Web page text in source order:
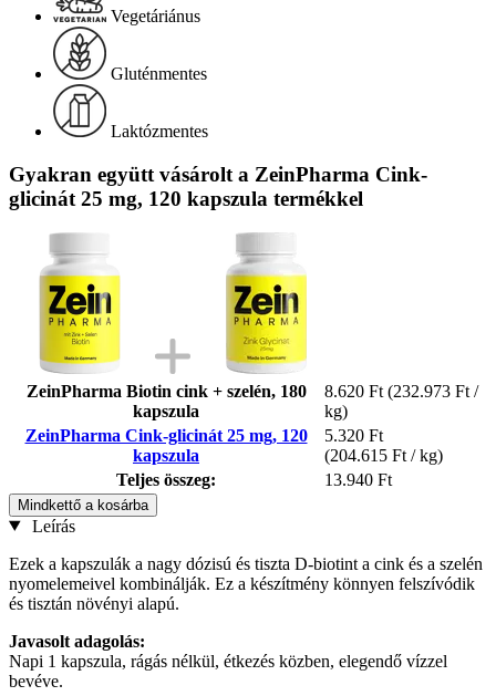
Vegetáriánus
Gluténmentes
Laktózmentes
Gyakran együtt vásárolt a ZeinPharma Cink-
glicinát 25 mg, 120 kapszula termékkel
ZeinPharma Biotin cink + szelén, 180
kapszula
8.620 Ft (232.973 Ft /
kg)
ZeinPharma Cink-glicinát 25 mg, 120
kapszula
5.320 Ft
(204.615 Ft / kg)
Teljes összeg:
13.940 Ft
Mindkettő a kosárba
Leírás
Ezek a kapszulák a nagy dózisú és tiszta D-biotint a cink és a szelén
nyomelemeivel kombinálják. Ez a készítmény könnyen felszívódik
és tisztán növényi alapú.
Javasolt adagolás:
Napi 1 kapszula, rágás nélkül, étkezés közben, elegendő vízzel
bevéve.